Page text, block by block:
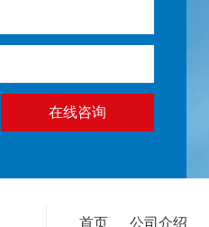
在线咨询
首页 公司介绍